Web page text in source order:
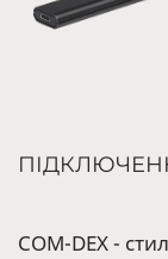
COM-DEX -